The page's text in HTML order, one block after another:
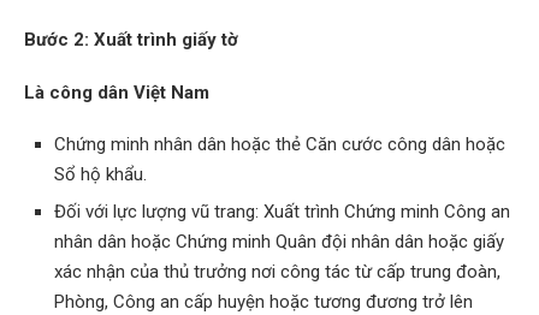
Bước 2: Xuất trình giấy tờ
Là công dân Việt Nam
Chứng minh nhân dân hoặc thẻ Căn cước công dân hoặc
Sổ hộ khẩu.
Đối với lực lượng vũ trang: Xuất trình Chứng minh Công an
nhân dân hoặc Chứng minh Quân đội nhân dân hoặc giấy
xác nhận của thủ trưởng nơi công tác từ cấp trung đoàn,
Phòng, Công an cấp huyện hoặc tương đương trở lên